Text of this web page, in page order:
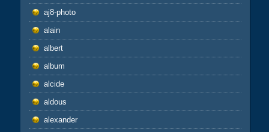
aj8-photo
alain
albert
album
alcide
aldous
alexander